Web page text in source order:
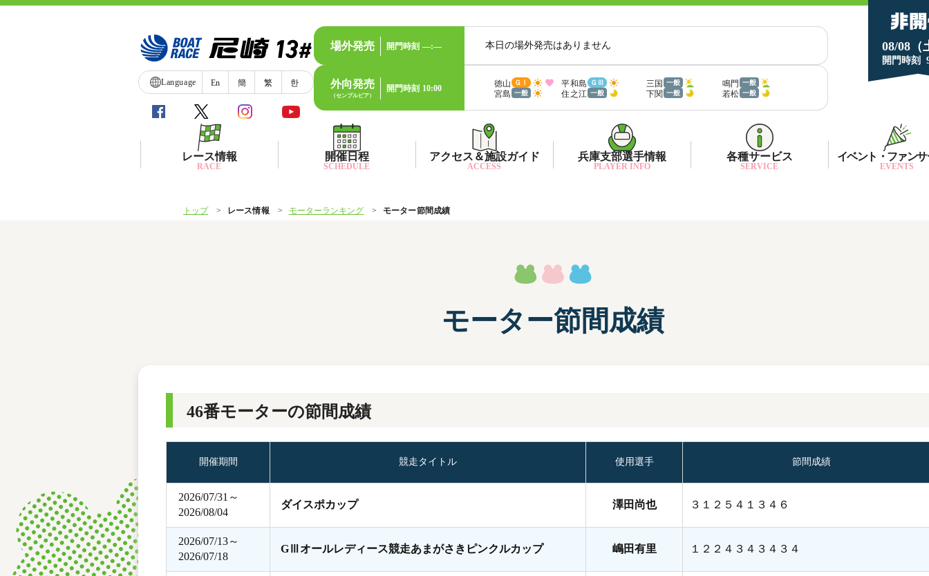
08/08（
開門時刻
Language En 簡 繁 한
場外発売 開門時刻 —:— 本日の場外発売はありません
外向発売
（センプルピア）
開門時刻 10:00 徳山 ＧⅠ 平和島 ＧⅢ 三国 一般 鳴門 一般
宮島 一般 住之江 一般 下関 一般 若松 一般
レース情報
RACE
ボートデータ
前検タイムランキング
選手検索
開催日程
SCHEDULE
アクセス＆施設ガイド
ACCESS
ファン送迎バス時刻表
施設案内
兵庫支部選手情報
PLAYER INFO
兵庫支部選手優勝実績
兵庫支部選手プロフィール一覧
各種サービス
SERVICE
マスコットキャラクター
イベント・ファン
EVENTS
トップ レース情報 モーターランキング モーター節間成績
モーター節間成績
46番モーターの節間成績
開催期間 競走タイトル 使用選手 節間成績
2026/07/31～
2026/08/04
ダイスポカップ 澤田尚也 ３１２５４１３４６
2026/07/13～
2026/07/18
GⅢオールレディース競走あまがさきピンクルカップ 嶋田有里 １２２４３４３４３４